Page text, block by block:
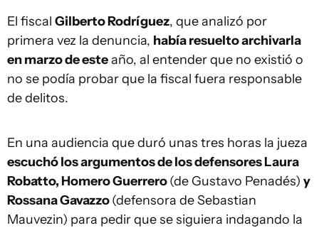
El fiscal Gilberto Rodríguez, que analizó por
primera vez la denuncia, había resuelto archivarla
en marzo de esteaño, al entender que no existió o
no se podía probar que la fiscal fuera responsable
de delitos.
En una audiencia que duró unas tres horas la jueza
escuchó los argumentos de los defensores Laura
Robatto, Homero Guerrero(de Gustavo Penadés) y
Rossana Gavazzo(defensora de Sebastian
Mauvezin) para pedir que se siguiera indagando la